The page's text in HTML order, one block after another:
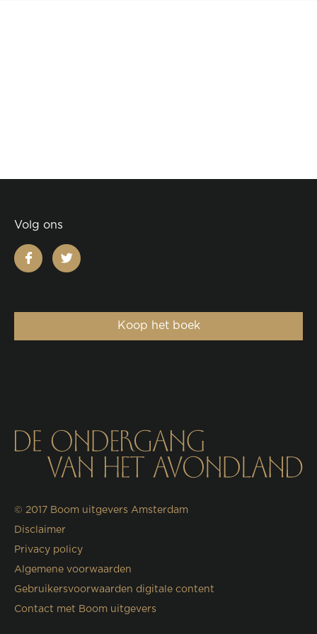
Volg ons
facebooktwitter
Koop het boek
© 2017 Boom uitgevers Amsterdam
Disclaimer
Privacy policy
Algemene voorwaarden
Gebruikersvoorwaarden digitale content
Contact met Boom uitgevers